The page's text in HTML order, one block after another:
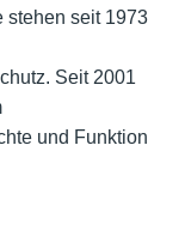
stehen seit 1973
Seit 2001
und Funktion